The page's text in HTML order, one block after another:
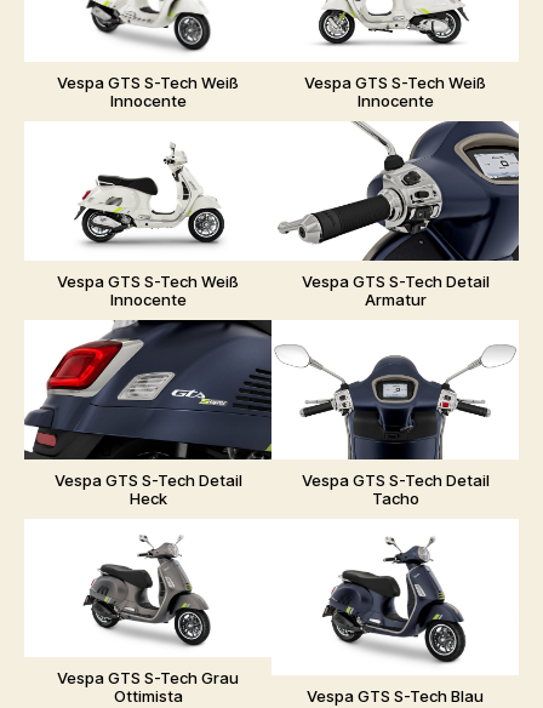
Vespa GTS S-Tech Weiß
Innocente
Vespa GTS S-Tech Weiß
Innocente
Vespa GTS S-Tech Weiß
Innocente
Vespa GTS S-Tech Detail
Armatur
Vespa GTS S-Tech Detail
Heck
Vespa GTS S-Tech Detail
Tacho
Vespa GTS S-Tech Grau
Ottimista
Vespa GTS S-Tech Blau